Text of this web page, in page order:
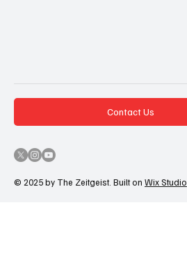
© 2025 by The Zeitgeist. Built on Wix Studio
Contact Us